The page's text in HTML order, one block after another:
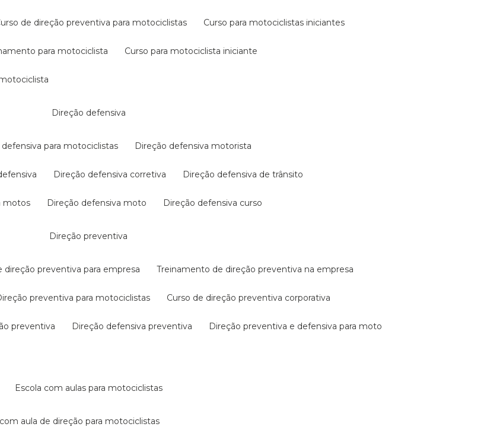
curso de direção preventiva para motociclistas curso para motociclistas iniciantes
para motociclista curso para motociclista iniciante
direção defensiva
defensiva para motociclistas direção defensiva motorista
direção defensiva corretiva direção defensiva de trânsito
motos direção defensiva moto direção defensiva curso
direção preventiva
direção preventiva para empresa treinamento de direção preventiva na empresa
direção preventiva para motociclistas curso de direção preventiva corporativa
preventiva direção defensiva preventiva direção preventiva e defensiva para moto
escola com aulas para motociclistas
com aula de direção para motociclistas